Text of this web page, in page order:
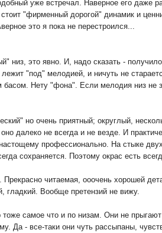
уже встречал. Наверное его даже
"фирменный дорогой" динамик и
это я пока не перестроился...
низ, это явно. И, надо сказать -
"под" мелодией, и ничуть не
Нету "фона". Если мелодия низ не
но очень приятный; округлый,
далеко не всегда и не везде. И
профессионально. На стыке
сохраняется. Поэтому окрас есть
Прекрасно читаемая, ооочень хорошей
гладкий. Вообще претензий не вижу.
самое что и по низам. Они не
Да - все-таки они чуть рассыпаны,